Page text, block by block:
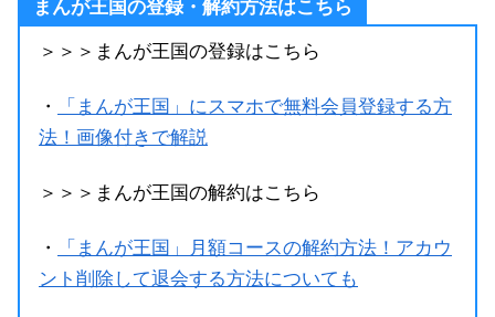
まんが王国の登録・解約方法はこちら
＞＞＞まんが王国の登録はこちら
・
「まんが王国」にスマホで無料会員登録する方
法！画像付きで解説
＞＞＞まんが王国の解約はこちら
・
「まんが王国」月額コースの解約方法！アカウ
ント削除して退会する方法についても